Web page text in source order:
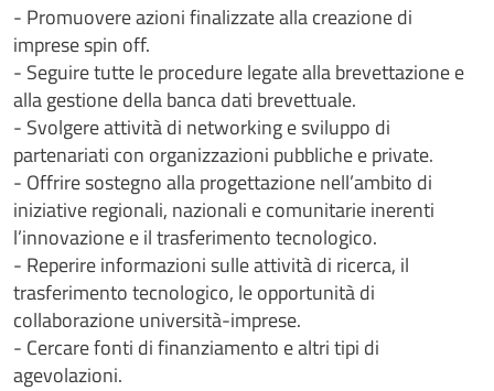
- Promuovere azioni finalizzate alla creazione di
imprese spin off.
- Seguire tutte le procedure legate alla brevettazione e
alla gestione della banca dati brevettuale.
- Svolgere attività di networking e sviluppo di
partenariati con organizzazioni pubbliche e private.
- Offrire sostegno alla progettazione nell’ambito di
iniziative regionali, nazionali e comunitarie inerenti
l’innovazione e il trasferimento tecnologico.
- Reperire informazioni sulle attività di ricerca, il
trasferimento tecnologico, le opportunità di
collaborazione università-imprese.
- Cercare fonti di finanziamento e altri tipi di
agevolazioni.